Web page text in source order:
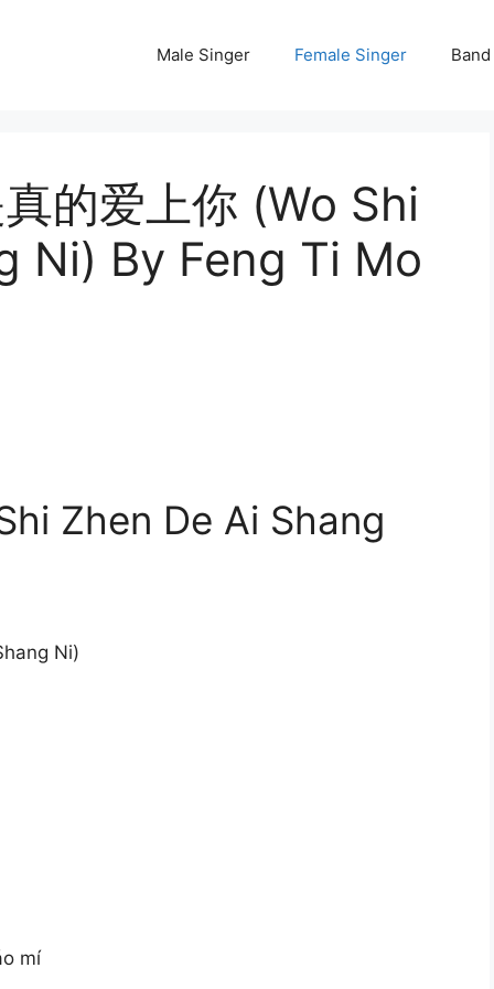
Male Singer Female Singer
的爱上你 (Wo Shi
Ni) By Feng Ti Mo
Zhen De Ai Shang
Ni)
mí